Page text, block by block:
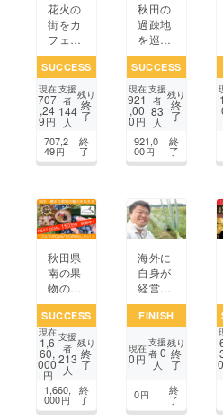
花火の
街をカ
フェ街
歩き。
大曲駅
前から
歩いて
いける
カフェ
や喫茶
の案内
い！
SUCCESS
現在
707
,24
9円
支援
者
144
人
残り
終
了
707,2
49円
終
了
秋田の
過疎地
を巡っ
ていま
す…命
を救う
ために
持ち出
し可能
な「Ａ
ＥＤ」
SUCCESS
現在
921
,00
0円
支援
者
83
人
残り
終
了
921,0
00円
終
了
秋田県
南の果
物の魅
力を伝
え
る”く
だもの
発信基
地"フ
ルラボ
Cafeを
SUCCESS
現在
1,6
60,
000
円
支援
者
213
人
残り
終
了
1,660,
000円
終
了
海外に
自身が
経営す
る農地
を確保
の地域
の労働
ねぎの
生産販
FINISH
現在
0円
支援
者0
人
残り
終
了
0円 終
了